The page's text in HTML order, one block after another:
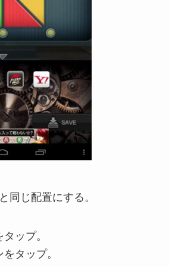
同じ配置にする。
ップ。
タップ。